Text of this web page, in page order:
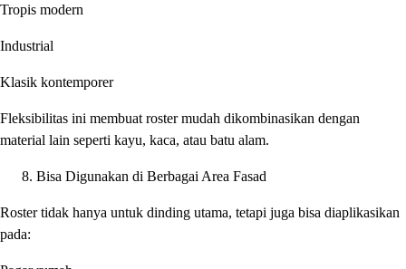
Tropis modern
Industrial
Klasik kontemporer
Fleksibilitas ini membuat roster mudah dikombinasikan dengan
material lain seperti kayu, kaca, atau batu alam.
Bisa Digunakan di Berbagai Area Fasad
Roster tidak hanya untuk dinding utama, tetapi juga bisa diaplikasikan
pada: